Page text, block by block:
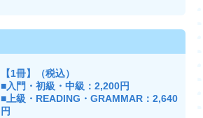
【1冊】（税込）
■入門・初級・中級：2,200円
■上級・READING・GRAMMAR：2,640
円